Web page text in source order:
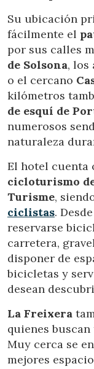
Su ubicación
fácilmente el
por sus calles
de Solsona, los
o el cercano
kilómetros
de esquí de
numerosos
naturaleza
El hotel cuenta
cicloturismo
Turisme,
ciclistas.
reservarse
carretera,
disponer de
bicicletas y
desean
La Freixera
quienes
Muy cerca se
mejores
mejor
Marketing y
Estas cookies
sobre las
a través de la
navegación.
de navegación
relacionada con